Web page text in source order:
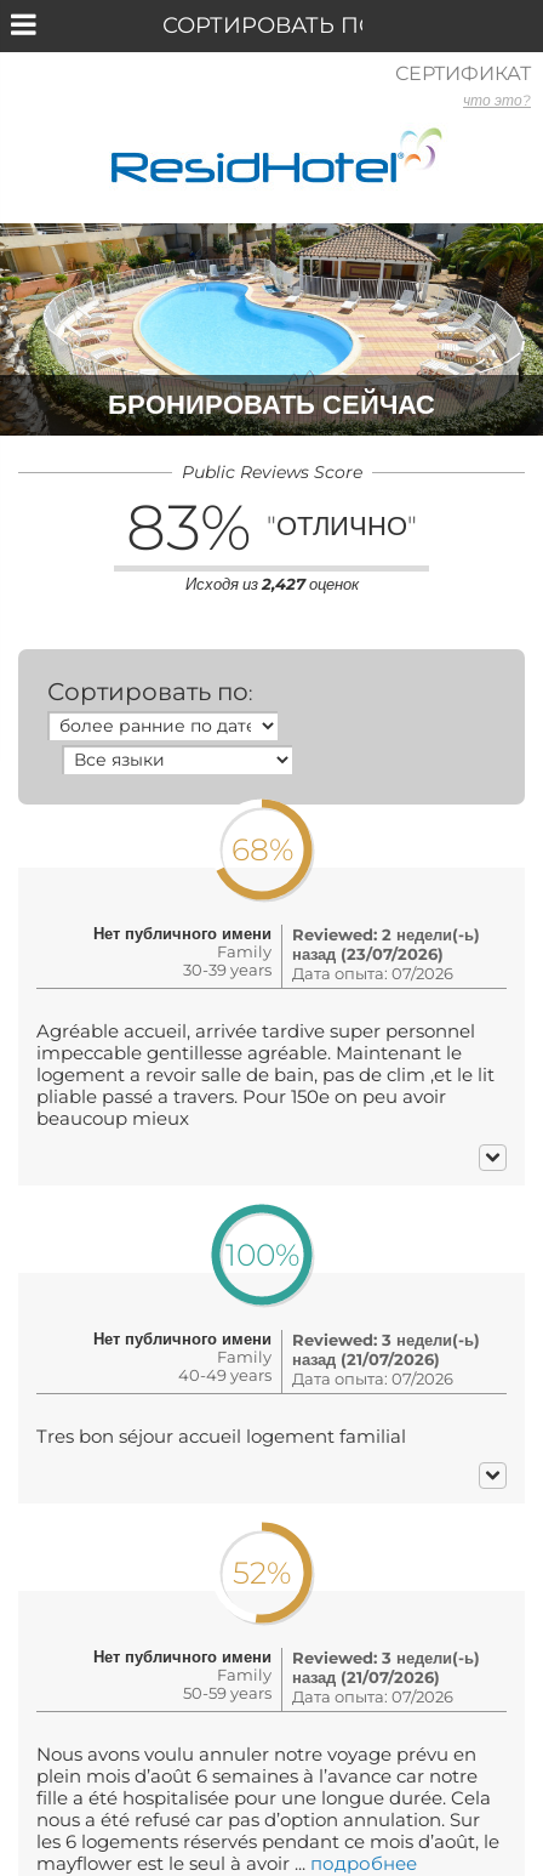
БРОНИРОВАТЬ СЕЙЧАС
Public Reviews Score
83% "ОТЛИЧНО"
Исходя из2,427оценок
Сортировать по:
68%
Нет публичного имени
Family
30-39 years
Reviewed: 2 недели(-ь)
назад (23/07/2026)
Дата опыта: 07/2026
Agréable accueil, arrivée tardive super personnel
impeccable gentillesse agréable. Maintenant le
logement a revoir salle de bain, pas de clim ,et le lit
pliable passé a travers. Pour 150e on peu avoir
beaucoup mieux
100%
Нет публичного имени
Family
40-49 years
Reviewed: 3 недели(-ь)
назад (21/07/2026)
Дата опыта: 07/2026
Tres bon séjour accueil logement familial
52%
Нет публичного имени
Family
50-59 years
Reviewed: 3 недели(-ь)
назад (21/07/2026)
Дата опыта: 07/2026
Nous avons voulu annuler notre voyage prévu en
plein mois d’août 6 semaines à l’avance car notre
fille a été hospitalisée pour une longue durée. Cela
nous a été refusé car pas d’option annulation. Sur
les 6 logements réservés pendant ce mois d’août, le
mayflower est le seul à avoir ... подробнее
СЕРТИФИКАТ
что это?